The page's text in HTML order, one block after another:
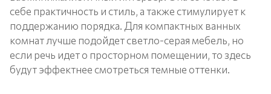
себе практичность и стиль, а также стимулирует к
поддержанию порядка. Для компактных ванных
комнат лучше подойдет светло-серая мебель, но
если речь идет о просторном помещении, то здесь
будут эффектнее смотреться темные оттенки.